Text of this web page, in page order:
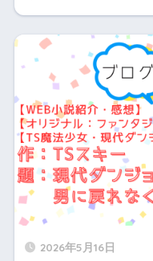
2026年5月16日